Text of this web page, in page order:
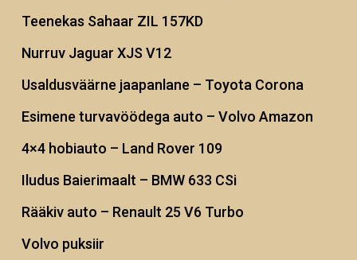
Teenekas Sahaar ZIL 157KD
Nurruv Jaguar XJS V12
Usaldusväärne jaapanlane – Toyota Corona
Esimene turvavöödega auto – Volvo Amazon
4×4 hobiauto – Land Rover 109
Iludus Baierimaalt – BMW 633 CSi
Rääkiv auto – Renault 25 V6 Turbo
Volvo puksiir